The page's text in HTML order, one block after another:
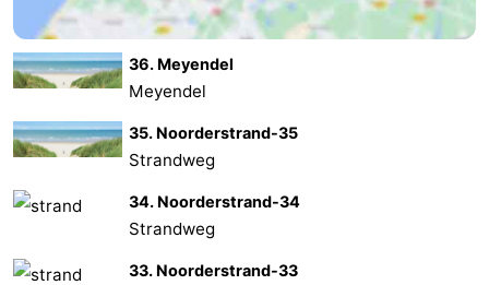
Zierikzee
-
Natuur
Oosterschelde
-
Burgh
Haamstede
-
Natuur
Weer
36. Meyendel
Meyendel
35. Noorderstrand-35
Strandweg
34. Noorderstrand-34
Strandweg
33. Noorderstrand-33